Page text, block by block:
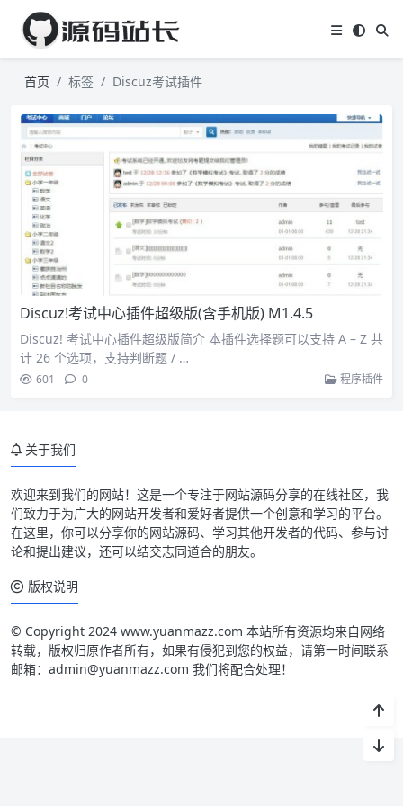
首页 标签 Discuz考试插件
Discuz!考试中心插件超级版(含手机版) M1.4.5
Discuz! 考试中心插件超级版简介 本插件选择题可以支持 A – Z 共
计 26 个选项，支持判断题 / …
601 0 程序插件
关于我们
欢迎来到我们的网站！这是一个专注于网站源码分享的在线社区，我
们致力于为广大的网站开发者和爱好者提供一个创意和学习的平台。
在这里，你可以分享你的网站源码、学习其他开发者的代码、参与讨
论和提出建议，还可以结交志同道合的朋友。
版权说明
© Copyright 2024 www.yuanmazz.com 本站所有资源均来自网络
转载，版权归原作者所有，如果有侵犯到您的权益，请第一时间联系
邮箱：admin@yuanmazz.com 我们将配合处理！